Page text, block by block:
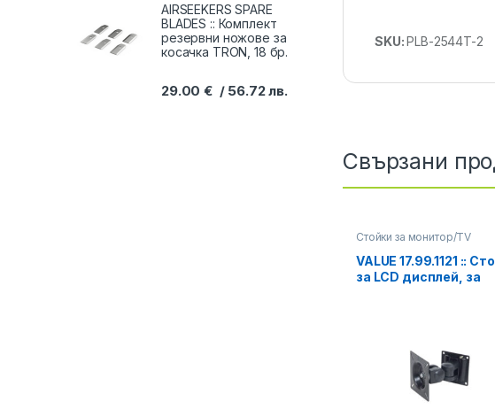
SKU:PLB-2544T-2
Свързани
Стойки за монитор/TV
VALUE 17.99.1121 ::
за LCD дисплей, за
AIRSEEKERS SPARE
BLADES :: Комплект
резервни ножове за
косачка TRON, 18 бр.
29.00€ 56.72лв.